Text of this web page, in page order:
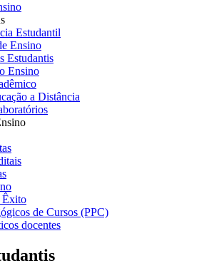
Estudantil
Ensino
Estudantis
Ensino
a Distância
Êxito
de Cursos (PPC)
docentes